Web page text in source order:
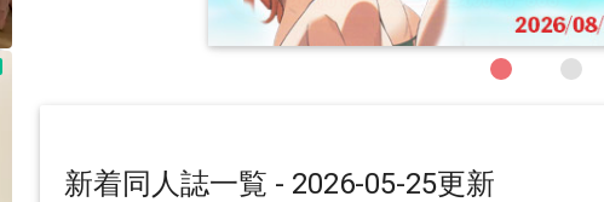
新着同人誌一覧 - 2026-05-25更新